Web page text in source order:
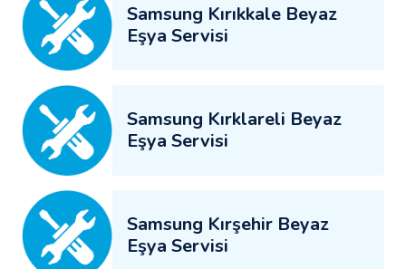
Samsung Kırıkkale Beyaz
Eşya Servisi
Samsung Kırklareli Beyaz
Eşya Servisi
Samsung Kırşehir Beyaz
Eşya Servisi